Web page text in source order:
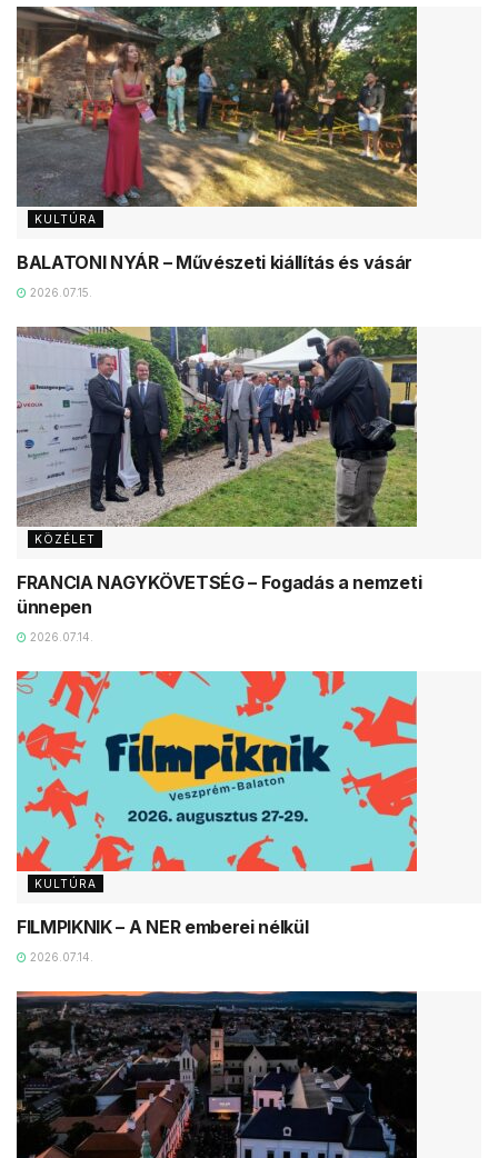
KULTÚRA
BALATONI NYÁR – Művészeti kiállítás és vásár
2026.07.15.
KÖZÉLET
FRANCIA NAGYKÖVETSÉG – Fogadás a nemzeti
ünnepen
2026.07.14.
KULTÚRA
FILMPIKNIK – A NER emberei nélkül
2026.07.14.